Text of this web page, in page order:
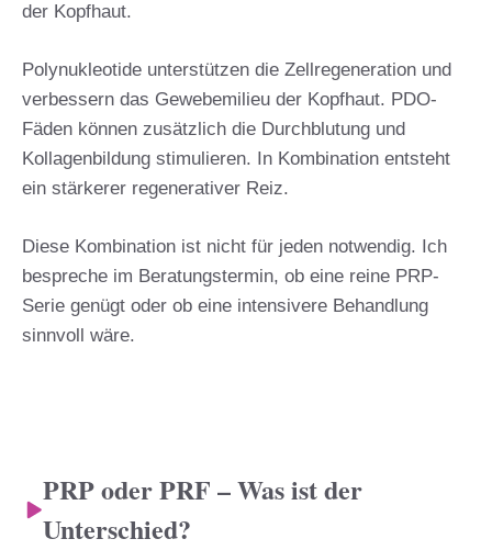
der Kopfhaut.
Polynukleotide unterstützen die Zellregeneration und
verbessern das Gewebemilieu der Kopfhaut. PDO-
Fäden können zusätzlich die Durchblutung und
Kollagenbildung stimulieren. In Kombination entsteht
ein stärkerer regenerativer Reiz.
Diese Kombination ist nicht für jeden notwendig. Ich
bespreche im Beratungstermin, ob eine reine PRP-
Serie genügt oder ob eine intensivere Behandlung
sinnvoll wäre.
PRP oder PRF – Was ist der
Unterschied?